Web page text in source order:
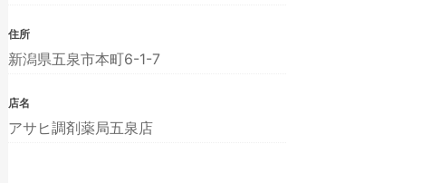
住所
新潟県五泉市本町6-1-7
店名
アサヒ調剤薬局五泉店